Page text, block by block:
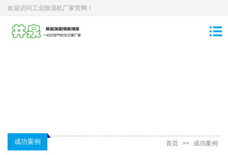
欢迎访问工业除湿机厂家官网！
成功案例 首页 >> 成功案例